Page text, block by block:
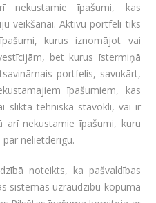
nekustamie īpašumi, kas
veikšanai. Aktīvu portfelī tiks
kurus iznomājot vai
bet kurus īstermiņā
portfelis, savukārt,
īpašumiem, kas
sliktā tehniskā stāvoklī, vai ir
arī nekustamie īpašumi, kuru
nelietderīgu.
noteikts, ka pašvaldības
sistēmas uzraudzību kopumā